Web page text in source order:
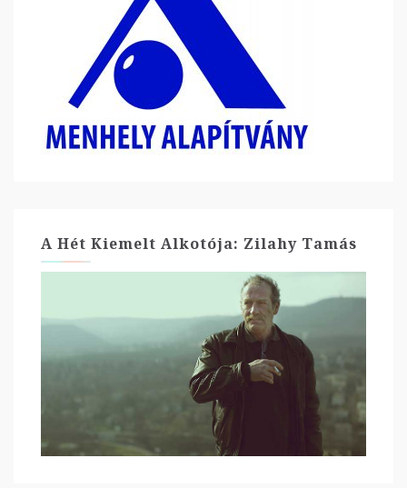
A Hét Kiemelt Alkotója: Zilahy Tamás